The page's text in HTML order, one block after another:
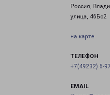
Россия,
улица, 46Бс2
на карте
ТЕЛЕФОН
+7(49232) 6-
EMAIL